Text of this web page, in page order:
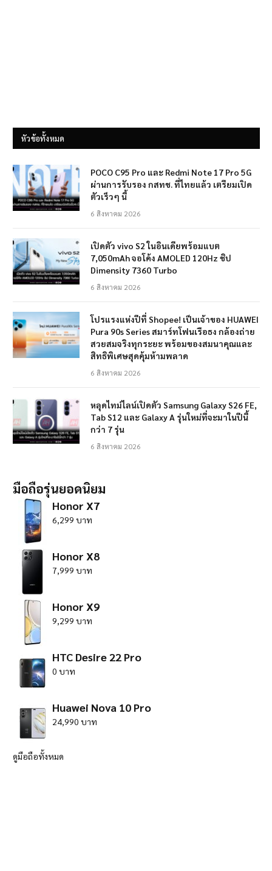
หัวข้อทั้งหมด
POCO C95 Pro และ Redmi Note 17 Pro 5G
ผ่านการรับรอง กสทช. ที่ไทยแล้ว เตรียมเปิด
ตัวเร็วๆ นี้
6 สิงหาคม 2026
เปิดตัว vivo S2 ในอินเดียพร้อมแบต
7,050mAh จอโค้ง AMOLED 120Hz ชิป
Dimensity 7360 Turbo
6 สิงหาคม 2026
โปรแรงแห่งปีที่ Shopee! เป็นเจ้าของ HUAWEI
Pura 90s Series สมาร์ทโฟนเรือธง กล้องถ่าย
สวยสมจริงทุกระยะ พร้อมของสมนาคุณและ
สิทธิพิเศษสุดคุ้มห้ามพลาด
6 สิงหาคม 2026
หลุดไทม์ไลน์เปิดตัว Samsung Galaxy S26 FE,
Tab S12 และ Galaxy A รุ่นใหม่ที่จะมาในปีนี้
กว่า 7 รุ่น
6 สิงหาคม 2026
มือถือรุ่นยอดนิยม
Honor X7
6,299 บาท
Honor X8
7,999 บาท
Honor X9
9,299 บาท
HTC Desire 22 Pro
0 บาท
Huawei Nova 10 Pro
24,990 บาท
ดูมือถือทั้งหมด